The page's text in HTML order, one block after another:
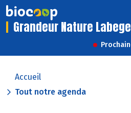
Grandeur Nature Labege
Accueil
Tout notre agenda